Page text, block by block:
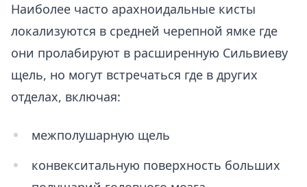
Наиболее часто арахноидальные кисты
локализуются в средней черепной ямке где
они пролабируют в расширенную Сильвиеву
щель, но могут встречаться где в других
отделах, включая:
межполушарную щель
конвекситальную поверхность больших